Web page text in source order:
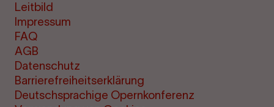
Leitbild
Impressum
FAQ
AGB
Datenschutz
Barrierefreiheitserklärung
Deutschsprachige Opernkonferenz